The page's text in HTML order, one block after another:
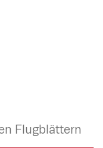
Flugblättern